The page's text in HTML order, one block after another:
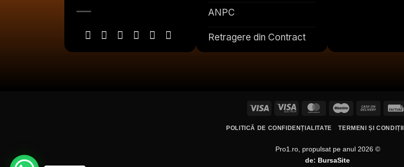
ANPC
Retragere din Contract
Visa
Visa
MasterCardMaestro
Cash
Delivery
POLITICĂ DE CONFIDENȚIALITATE TERMENI ȘI CONDIȚII
Pro1.ro, propulsat pe anul 2026 ©
de: BursaSite